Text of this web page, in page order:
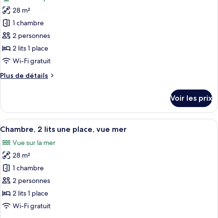
mer
très
grand
lit,
mer
photos
pour
ce
type
de
chambre :
Standard,
une
place,
jardin,
en
bord
de
plage
28 m²
1 chambre
2 personnes
2 lits 1 place
Wi-Fi gratuit
Plus de détails
Plus
le
type
de
Chambre
Standard,
lits
une
place,
vue
jardin,
Voir les prix
Afficher
toutes
les
photos
pour
ce
type
de
chambre :
Une chambre d’hôtel avec un lit,
6
Chambre, 2 lits une place, vue mer
Vue sur la mer
28 m²
1 chambre
2 personnes
2 lits 1 place
Wi-Fi gratuit